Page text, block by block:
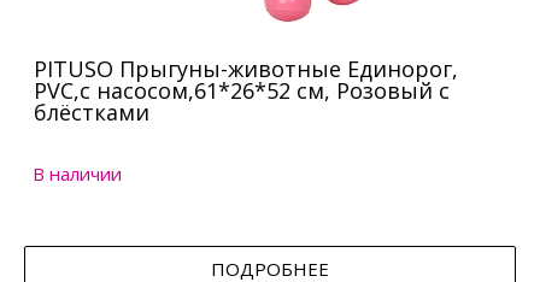
PITUSO Прыгуны-животные Единорог,
PVC,с насосом,61*26*52 см, Розовый с
блёстками
В наличии
ПОДРОБНЕЕ